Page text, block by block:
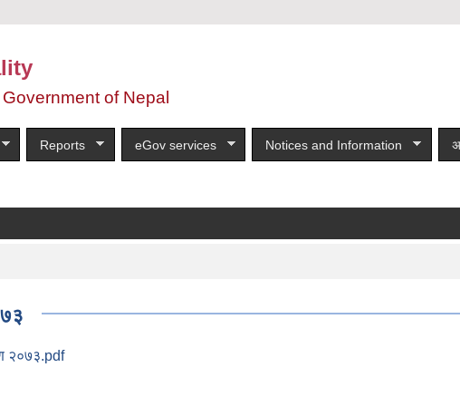
of Nepal
Reports eGov services Notices and Information
२०७३.pdf